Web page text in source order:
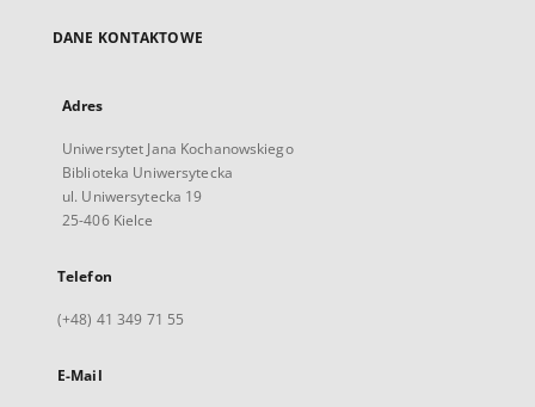
DANE KONTAKTOWE
Adres
Uniwersytet Jana Kochanowskiego
Biblioteka Uniwersytecka
ul. Uniwersytecka 19
25-406 Kielce
Telefon
(+48) 41 349 71 55
E-Mail